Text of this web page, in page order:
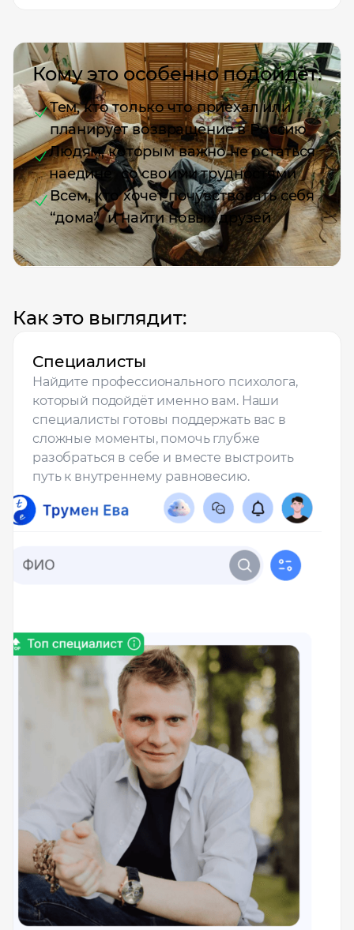
Кому это особенно подойдёт:
Тем, кто только что приехал или
планирует возвращение в Россию
Людям, которым важно не остаться
наедине со своими трудностями
Всем, кто хочет почувствовать себя
“дома” и найти новых друзей
Как это выглядит:
Специалисты
Найдите профессионального психолога,
который подойдёт именно вам. Наши
специалисты готовы поддержать вас в
сложные моменты, помочь глубже
разобраться в себе и вместе выстроить
путь к внутреннему равновесию.
в трудоустройстве
заявку и мы подберем вам доступные варианты